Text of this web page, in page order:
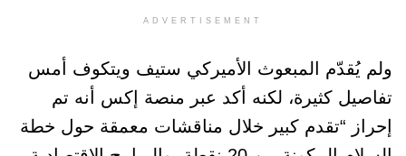
ADVERTISEMENT
ولم يُقدّم المبعوث الأميركي ستيف ويتكوف أمس
تفاصيل كثيرة، لكنه أكد عبر منصة إكس أنه تم
إحراز “تقدم كبير خلال مناقشات معمقة حول خطة